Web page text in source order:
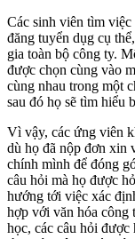
Các sinh viên tìm
đăng tuyển dụg cụ
gia toàn bộ công ty.
được chọn cùng vào
cùng nhau trong một
sau đó họ sẽ tìm hiểu
Vì vậy, các ứng viên
dù họ đã nộp đơn xin
chính mình để đóng
câu hỏi mà họ được
hướng tới việc xác
hợp với văn hóa công
học, các câu hỏi được